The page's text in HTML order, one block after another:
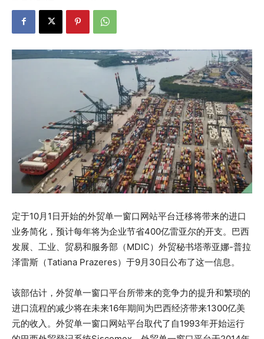
定于10月1日开始的外贸单一窗口网站平台迁移将带来的进口
业务简化，预计每年将为企业节省400亿雷亚尔的开支。巴西
发展、工业、贸易和服务部（MDIC）外贸秘书塔蒂亚娜-普拉
泽雷斯（Tatiana Prazeres）于9月30日公布了这一信息。
该部估计，外贸单一窗口平台所带来的竞争力的提升和繁琐的
进口流程的减少将在未来16年期间为巴西经济带来1300亿美
元的收入。外贸单一窗口网站平台取代了自1993年开始运行